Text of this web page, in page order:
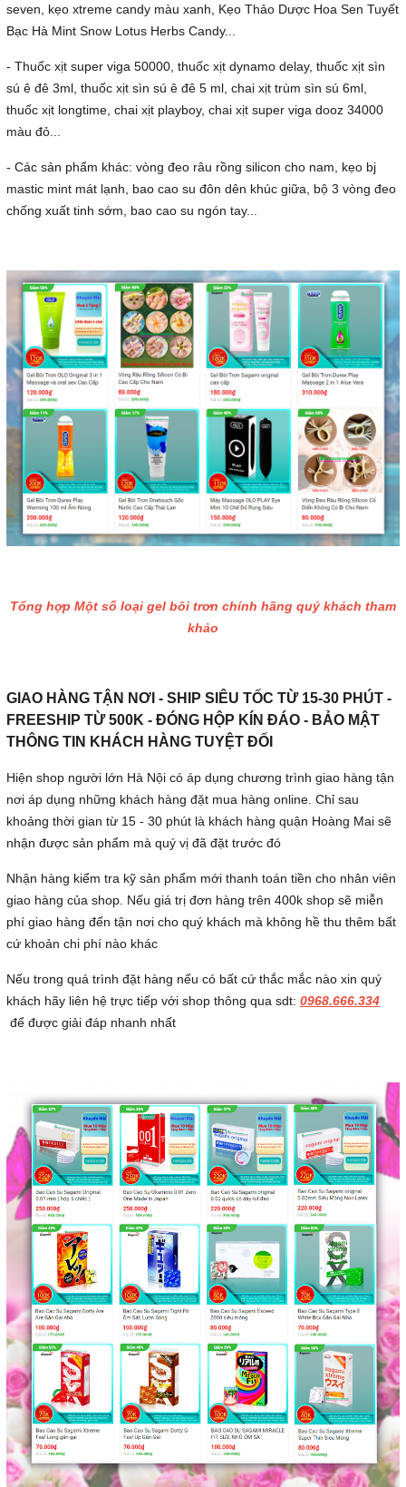
seven, kẹo xtreme candy màu xanh, Kẹo Thảo Dược Hoa Sen Tuyết
Bạc Hà Mint Snow Lotus Herbs Candy...
- Thuốc xịt super viga 50000, thuốc xịt dynamo delay, thuốc xịt sìn
sú ê đê 3ml, thuốc xịt sìn sú ê đê 5 ml, chai xịt trùm sìn sú 6ml,
thuốc xịt longtime, chai xịt playboy, chai xịt super viga dooz 34000
màu đỏ...
- Các sản phẩm khác: vòng đeo râu rồng silicon cho nam, kẹo bj
mastic mint mát lạnh, bao cao su đôn dên khúc giữa, bộ 3 vòng đeo
chống xuất tinh sớm, bao cao su ngón tay...
Tổng hợp Một số loại gel bôi trơn chính hãng quý khách tham
khảo
GIAO HÀNG TẬN NƠI - SHIP SIÊU TỐC TỪ 15-30 PHÚT -
FREESHIP TỪ 500K - ĐÓNG HỘP KÍN ĐÁO - BẢO MẬT
THÔNG TIN KHÁCH HÀNG TUYỆT ĐỐI
Hiện shop người lớn Hà Nội có áp dụng chương trình giao hàng tận
nơi áp dụng những khách hàng đặt mua hàng online. Chỉ sau
khoảng thời gian từ 15 - 30 phút là khách hàng quận Hoàng Mai sẽ
nhận được sản phẩm mà quý vị đã đặt trước đó
Nhận hàng kiểm tra kỹ sản phẩm mới thanh toán tiền cho nhân viên
giao hàng của shop. Nếu giá trị đơn hàng trên 400k shop sẽ miễn
phí giao hàng đến tận nơi cho quý khách mà không hề thu thêm bất
cứ khoản chi phí nào khác
Nếu trong quá trình đặt hàng nếu có bất cứ thắc mắc nào xin quý
khách hãy liên hệ trực tiếp với shop thông qua sdt: 0968.666.334
để được giải đáp nhanh nhất